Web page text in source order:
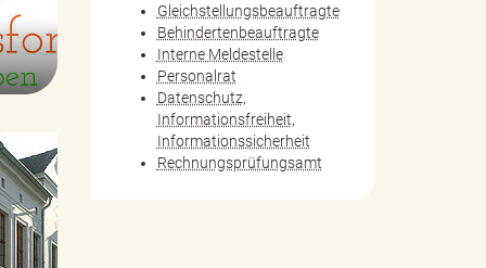
Gleichstellungsbeauftragte
Behindertenbeauftragte
Interne Meldestelle
Personalrat
Datenschutz,
Informationsfreiheit,
Informationssicherheit
Rechnungsprüfungsamt